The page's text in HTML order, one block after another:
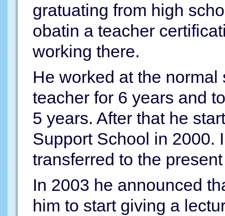
gratuating from high
obatin a teacher
working there.
He worked at the
teacher for 6 years and
5 years. After that he
Support School in 2000.
transferred to the
In 2003 he announced
him to start giving a